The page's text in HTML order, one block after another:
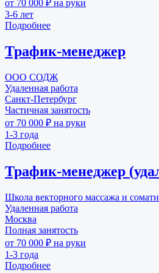
от 70 000 ₽ на руки
3-6 лет
Подробнее
Трафик-менеджер
ООО СОДЖ
Удаленная работа
Санкт-Петербург
Частичная занятость
от 70 000 ₽ на руки
1-3 года
Подробнее
Трафик-менеджер
Школа векторного массажа и
Удаленная работа
Москва
Полная занятость
от 70 000 ₽ на руки
1-3 года
Подробнее